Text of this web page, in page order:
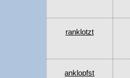
ranklotzt
anklopfst